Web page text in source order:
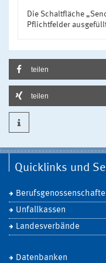
Die Schaltfläche
Pflichtfelder
teilen
teilen
Quicklinks und
Unfallkassen
Landesverbände
Datenbanken